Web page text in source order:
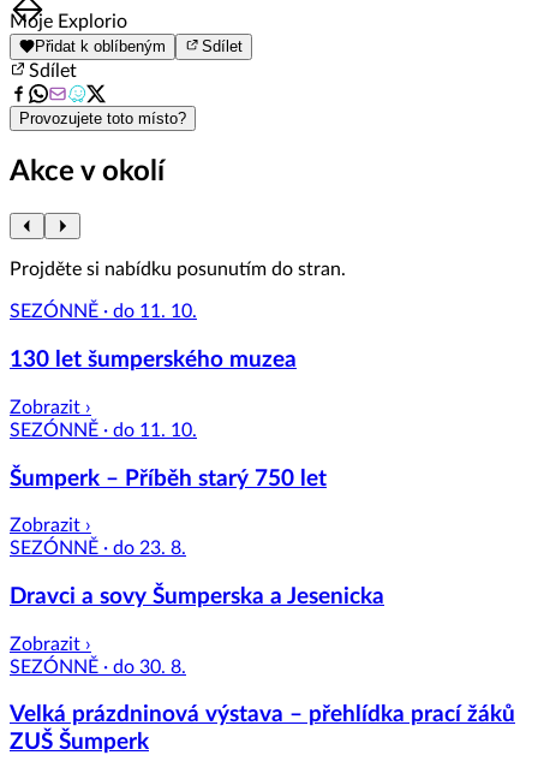
Item
1
of
8
Moje Explorio
Přidat k oblíbeným Sdílet
Sdílet
Provozujete toto místo?
Akce v okolí
Projděte si nabídku posunutím do stran.
SEZÓNNĚ · do 11. 10.
130 let šumperského muzea
Zobrazit ›
SEZÓNNĚ · do 11. 10.
Šumperk – Příběh starý 750 let
Zobrazit ›
SEZÓNNĚ · do 23. 8.
Dravci a sovy Šumperska a Jesenicka
Zobrazit ›
SEZÓNNĚ · do 30. 8.
Velká prázdninová výstava – přehlídka prací žáků
ZUŠ Šumperk